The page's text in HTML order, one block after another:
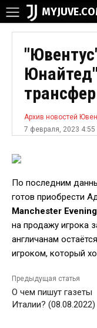
Архив новостей
7 февраля, 2023 4:55
По последним
готов приобрести
Manchester
на продажу игрока
англичанам
игроком, который
Предыдущая статья
О чем пишут газеты
Италии? (08.08.2022)